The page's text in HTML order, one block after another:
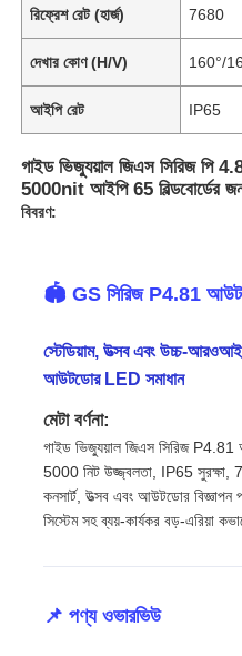
রিফ্রেশ রেট (হার্জ) 7680
দেখার কোণ (H/V) 160°/
আইপি রেট IP65
গাইড ভিজ্যুয়াল জিএস সিরিজ পি
5000nit আইপি 65 বিল্ডবোর্ডের
বিবরণ:
🏟️ GS সিরিজ P4.81
স্টেডিয়াম, উত্সব এবং উচ্চ-
আউটডোর LED সমাধান
মেটা বর্ণনা:
গাইড ভিজ্যুয়াল জিএস সিরিজ
5000 নিট উজ্জ্বলতা, IP65 সুরক্ষা,
কনসার্ট, উত্সব এবং আউটডোর বিজ্ঞাপন
সিস্টেম সহ ব্যয়-কার্যকর বড়-এরিয়া
📌 পণ্য ওভারভিউ